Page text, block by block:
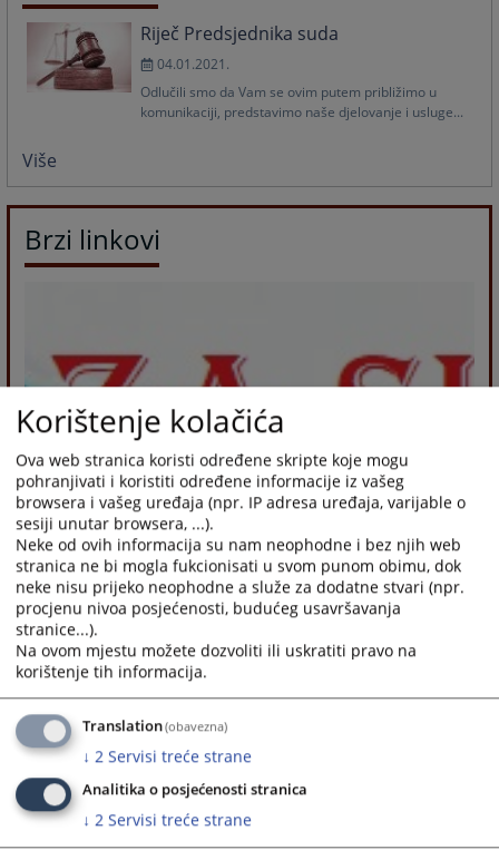
Riječ Predsjednika suda
04.01.2021.
Odlučili smo da Vam se ovim putem približimo u
komunikaciji, predstavimo naše djelovanje i usluge...
Više
Brzi linkovi
Korištenje kolačića
Ova web stranica koristi određene skripte koje mogu
pohranjivati i koristiti određene informacije iz vašeg
browsera i vašeg uređaja (npr. IP adresa uređaja, varijable o
sesiji unutar browsera, ...).
Neke od ovih informacija su nam neophodne i bez njih web
stranica ne bi mogla fukcionisati u svom punom obimu, dok
neke nisu prijeko neophodne a služe za dodatne stvari (npr.
procjenu nivoa posjećenosti, budućeg usavršavanja
stranice...).
Na ovom mjestu možete dozvoliti ili uskratiti pravo na
korištenje tih informacija.
Translation(obavezna)
↓ 2 Servisi treće strane
Analitika o posjećenosti stranica
↓ 2 Servisi treće strane